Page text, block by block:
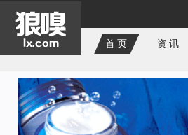
首页 资讯